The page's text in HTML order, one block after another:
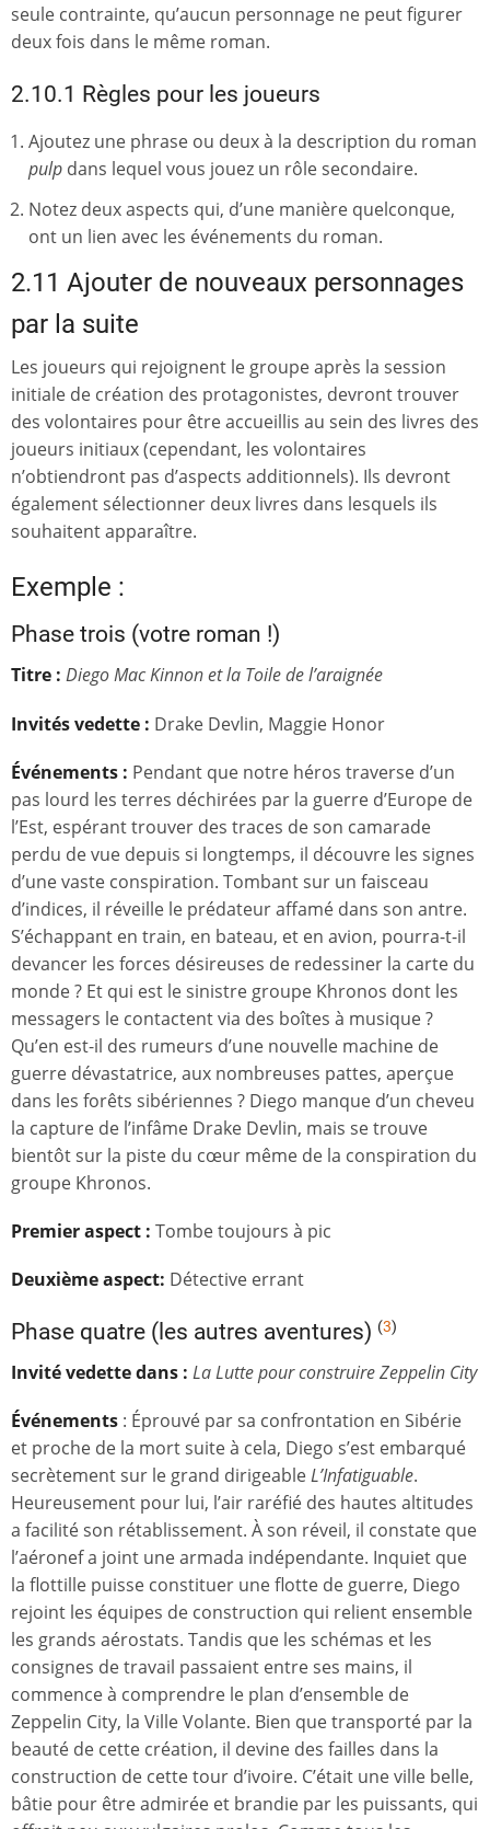
seule contrainte, qu’aucun personnage ne peut figurer
deux fois dans le même roman.
2.10.1 Règles pour les joueurs
Ajoutez une phrase ou deux à la description du roman
pulp dans lequel vous jouez un rôle secondaire.
Notez deux aspects qui, d’une manière quelconque,
ont un lien avec les événements du roman.
2.11 Ajouter de nouveaux personnages
par la suite
Les joueurs qui rejoignent le groupe après la session
initiale de création des protagonistes, devront trouver
des volontaires pour être accueillis au sein des livres des
joueurs initiaux (cependant, les volontaires
n’obtiendront pas d’aspects additionnels). Ils devront
également sélectionner deux livres dans lesquels ils
souhaitent apparaître.
Exemple :
Phase trois (votre roman !)
Titre : Diego Mac Kinnon et la Toile de l’araignée
Invités vedette : Drake Devlin, Maggie Honor
Événements : Pendant que notre héros traverse d’un
pas lourd les terres déchirées par la guerre d’Europe de
l’Est, espérant trouver des traces de son camarade
perdu de vue depuis si longtemps, il découvre les signes
d’une vaste conspiration. Tombant sur un faisceau
d’indices, il réveille le prédateur affamé dans son antre.
S’échappant en train, en bateau, et en avion, pourra-t-il
devancer les forces désireuses de redessiner la carte du
monde ? Et qui est le sinistre groupe Khronos dont les
messagers le contactent via des boîtes à musique?
Qu’en est-il des rumeurs d’une nouvelle machine de
guerre dévastatrice, aux nombreuses pattes, aperçue
dans les forêts sibériennes ? Diego manque d’un cheveu
la capture de l’infâme Drake Devlin, mais se trouve
bientôt sur la piste du cœur même de la conspiration du
groupe Khronos.
Premier aspect : Tombe toujours à pic
Deuxième aspect: Détective errant
Phase quatre (les autres aventures) (3)
Invité vedette dans : La Lutte pour construire Zeppelin City
Événements : Éprouvé par sa confrontation en Sibérie
et proche de la mort suite à cela, Diego s’est embarqué
secrètement sur le grand dirigeableL’Infatiguable.
Heureusement pour lui, l’air raréfié des hautes altitudes
a facilité son rétablissement. À son réveil, il constate que
l’aéronef a joint une armada indépendante. Inquiet que
la flottille puisse constituer une flotte de guerre, Diego
rejoint les équipes de construction qui relient ensemble
les grands aérostats. Tandis que les schémas et les
consignes de travail passaient entre ses mains, il
commence à comprendre le plan d’ensemble de
Zeppelin City, la Ville Volante. Bien que transporté par la
beauté de cette création, il devine des failles dans la
construction de cette tour d’ivoire. C’était une ville belle,
bâtie pour être admirée et brandie par les puissants, qui